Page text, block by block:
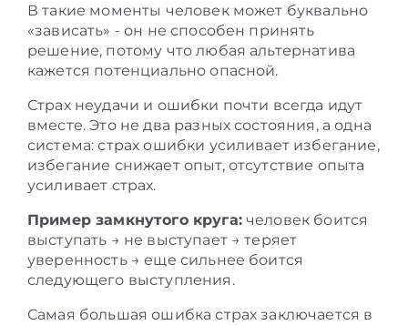
В такие моменты человек может буквально
«зависать» - он не способен принять
решение, потому что любая альтернатива
кажется потенциально опасной.
Страх неудачи и ошибки почти всегда идут
вместе. Это не два разных состояния, а одна
система: страх ошибки усиливает избегание,
избегание снижает опыт, отсутствие опыта
усиливает страх.
Пример замкнутого круга:человек боится
выступать → не выступает → теряет
уверенность → еще сильнее боится
следующего выступления.
Самая большая ошибка страх заключается в